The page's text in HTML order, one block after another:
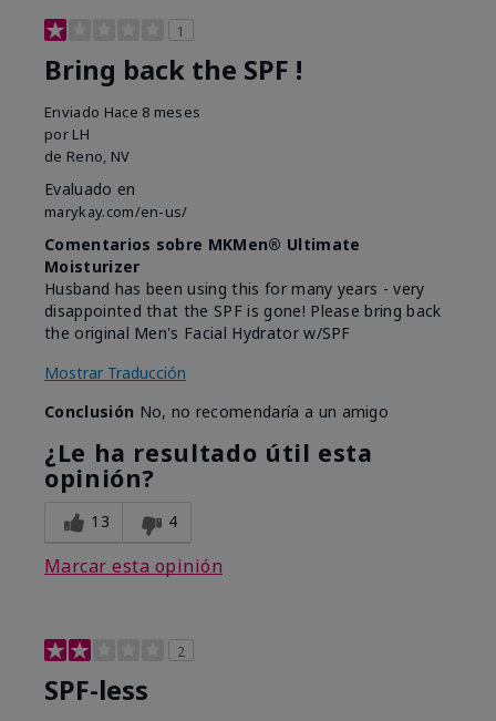
1
Bring back the SPF !
Enviado Hace 8 meses
por LH
de Reno, NV
Evaluado en
marykay.com/en-us/
Comentarios sobre MKMen® Ultimate
Moisturizer
Husband has been using this for many years - very
disappointed that the SPF is gone! Please bring back
the original Men's Facial Hydrator w/SPF
Mostrar Traducción
Conclusión No, no recomendaría a un amigo
¿Le ha resultado útil esta
opinión?
13 4
Marcar esta opinión
2
SPF-less